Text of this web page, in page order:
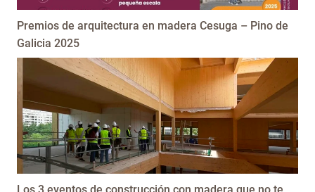
Premios de arquitectura en madera Cesuga – Pino de
Galicia 2025